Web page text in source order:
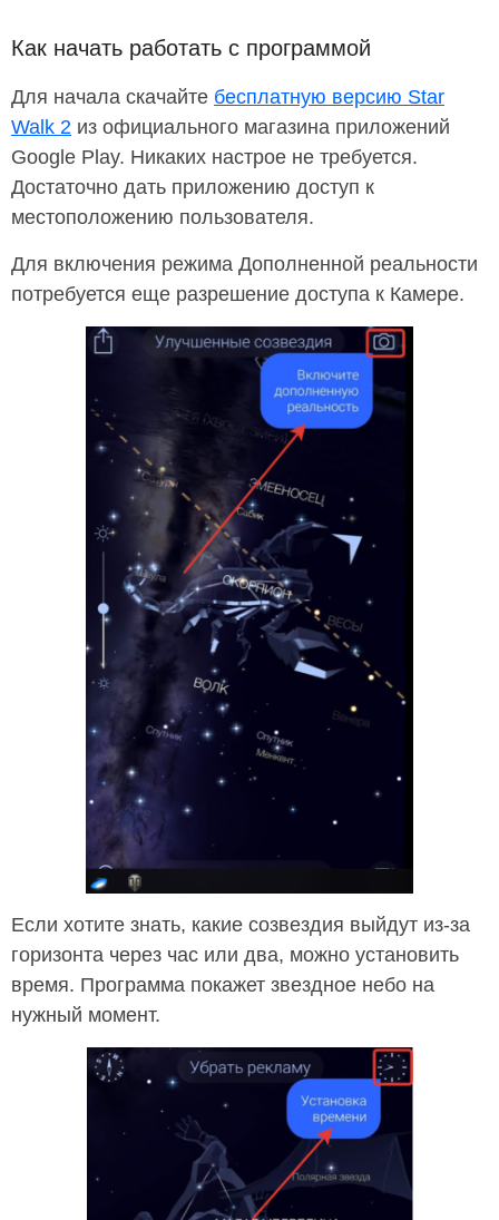
Как начать работать с программой
Для начала скачайте бесплатную версию Star
Walk 2 из официального магазина приложений
Google Play. Никаких настрое не требуется.
Достаточно дать приложению доступ к
местоположению пользователя.
Для включения режима Дополненной реальности
потребуется еще разрешение доступа к Камере.
Если хотите знать, какие созвездия выйдут из-за
горизонта через час или два, можно установить
время. Программа покажет звездное небо на
нужный момент.